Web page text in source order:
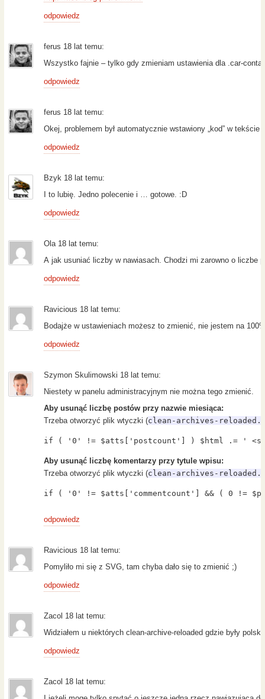
odpowiedz
ferus 18 lat temu:
Wszystko fajnie – tylko gdy zmieniam ustawienia dla .car-
odpowiedz
ferus 18 lat temu:
Okej, problemem był automatycznie wstawiony „kod” w tekście
odpowiedz
Bzyk 18 lat temu:
I to lubię. Jedno polecenie i … gotowe. :D
odpowiedz
Ola 18 lat temu:
A jak usuniać liczby w nawiasach. Chodzi mi zarowno o liczbe
odpowiedz
Ravicious 18 lat temu:
Bodajże w ustawieniach możesz to zmienić, nie jestem na
odpowiedz
Szymon Skulimowski 18 lat temu:
Niestety w panelu administracyjnym nie można tego zmienić.
Aby usunąć liczbę postów przy nazwie miesiąca:
Trzeba otworzyć plik wtyczki (clean-archives-
if ( '0' != $atts['postcount'] ) $html .= '
Aby usunąć liczbę komentarzy przy tytule wpisu:
Trzeba otworzyć plik wtyczki (clean-archives-
if ( '0' != $atts['commentcount'] && ( 0 !=
odpowiedz
Ravicious 18 lat temu:
Pomyliło mi się z SVG, tam chyba dało się to zmienić ;)
odpowiedz
Zacol 18 lat temu:
Widziałem u niektórych clean-archive-reloaded gdzie były
odpowiedz
Zacol 18 lat temu: